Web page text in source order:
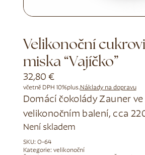
Velikonoční
miska “Vajíčko”
32,80 €
včetně DPH 10%plus.Náklady na dopravu
Domácí čokolády Zauner ve
velikonočním balení, cca
Není skladem
SKU: O-64
Kategorie: velikonoční